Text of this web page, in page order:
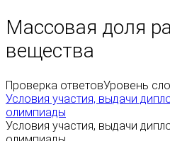
Массовая доля
вещества
Проверка ответовУровень
Условия участия, выдачи
олимпиады
Условия участия, выдачи